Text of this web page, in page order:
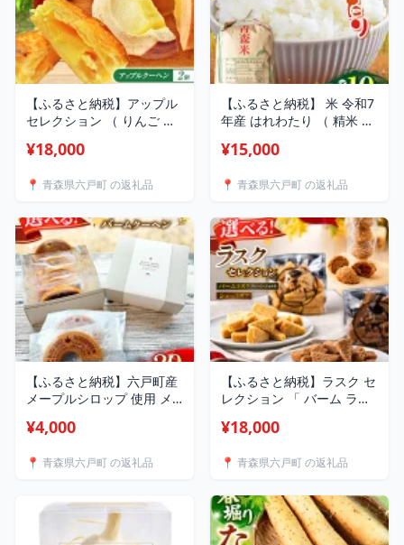
【ふるさと納税】アップル
セレクション （ りんご カ
ルクーヘン 2個 ）| お菓子
タード スイーツ バームク
使用 有限会社小向製菓＆
nico cakes パティスリー
ニコケークス 常温 青森県
六戸町
¥18,000
📍 青森県六戸町 の返礼品
【ふるさと納税】 米 令和7
年産 はれわたり （ 精米 ）
米 おこめ お米 こめ コメ ご
精米 特産 ブランド米 ライ
特A 受賞 仕送り 国産 産地
直送 やわらか なめらか 佐
藤米穀店 青森県 六戸町
¥15,000
📍 青森県六戸町 の返礼品
【ふるさと納税】六戸町産
メープルシロップ 使用 メ
ヘン 5～ 20個 選べる容量 |
イーツ おやつ バームクー
nico cakes パティスリー
ニコケークス 常温 お取り
寄せ 専用箱 青森県 六戸町
¥4,000
📍 青森県六戸町 の返礼品
【ふるさと納税】ラスク セ
レクション 「 バーム ラス
）」各3 or 4個 と「 シュー
お菓子 焼き菓子 洋菓子 ス
向製菓＆nico cakes パティ
スリー ニコケークス 常温
お取り寄せ 青森県 六戸町
¥18,000
📍 青森県六戸町 の返礼品